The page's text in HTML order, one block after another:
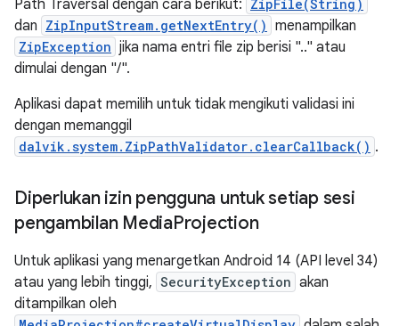
Path Traversal dengan cara berikut: ZipFile(String)
dan ZipInputStream.getNextEntry() menampilkan
ZipException jika nama entri file zip berisi ".." atau
dimulai dengan "/".
Aplikasi dapat memilih untuk tidak mengikuti validasi ini
dengan memanggil
dalvik.system.ZipPathValidator.clearCallback() .
Diperlukan izin pengguna untuk setiap sesi
pengambilan MediaProjection
Untuk aplikasi yang menargetkan Android 14 (API level 34)
atau yang lebih tinggi, SecurityException akan
ditampilkan oleh